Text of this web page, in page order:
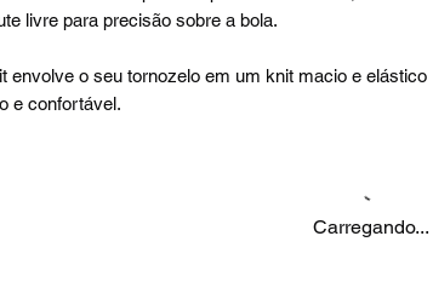
livre para precisão sobre a bola.
envolve o seu tornozelo em um knit macio e elástico
e confortável.
Carregando...